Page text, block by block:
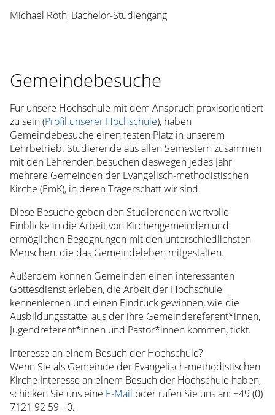
Hinter
Spenden
Presse
Förderkreis
Träger
Geschichte
Kontakt
Spenden
Presse
Gemeinsam
leben
und
arbeiten
Geistliche
Angebote
Wohnen
Mensa
Diversity
Internationale
Studierende
Mitarbeit
Studentische
Selbstverwaltung
Kontakt
Michael Roth, Bachelor-Studiengang
Gemeindebesuche
Für unsere Hochschule mit dem Anspruch praxisorientiert
zu sein (Profil unserer Hochschule), haben
Gemeindebesuche einen festen Platz in unserem
Lehrbetrieb. Studierende aus allen Semestern zusammen
mit den Lehrenden besuchen deswegen jedes Jahr
mehrere Gemeinden der Evangelisch-methodistischen
Kirche (EmK), in deren Trägerschaft wir sind.
Diese Besuche geben den Studierenden wertvolle
Einblicke in die Arbeit von Kirchengemeinden und
ermöglichen Begegnungen mit den unterschiedlichsten
Menschen, die das Gemeindeleben mitgestalten.
Außerdem können Gemeinden einen interessanten
Gottesdienst erleben, die Arbeit der Hochschule
kennenlernen und einen Eindruck gewinnen, wie die
Ausbildungsstätte, aus der ihre Gemeindereferent*innen,
Jugendreferent*innen und Pastor*innen kommen, tickt.
Interesse an einem Besuch der Hochschule?
Wenn Sie als Gemeinde der Evangelisch-methodistischen
Kirche Interesse an einem Besuch der Hochschule haben,
schicken Sie uns eine E-Mail oder rufen Sie uns an: +49 (0)
7121 92 59 - 0.